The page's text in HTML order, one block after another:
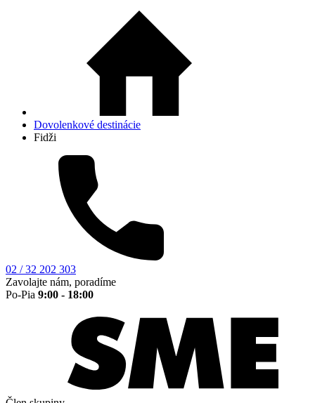
Dovolenkové destinácie
Fidži
02 / 32 202 303
Zavolajte nám, poradíme
Po-Pia 9:00 - 18:00